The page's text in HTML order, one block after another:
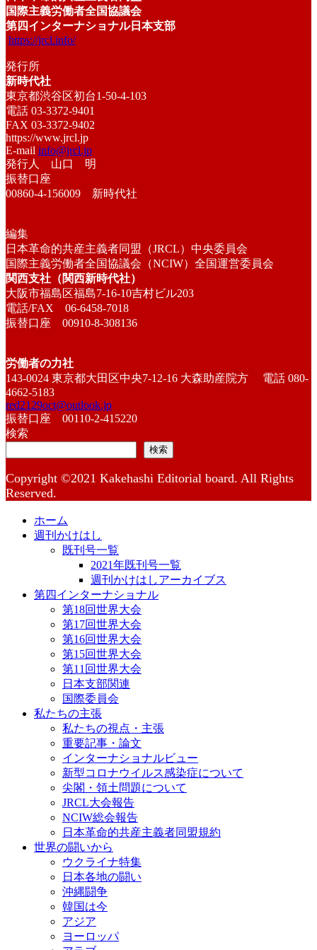
国際主義労働者全国協議会
第四インターナショナル日本支部
https://jrcl.info/
発行所
新時代社
東京都渋谷区初台1-50-4-103
電話 03-3372-9401
FAX 03-3372-9402
https://www.jrcl.jp
E-mail info@jrcl.jp
発行人 山口 明
振替口座
00860-4-156009 新時代社
編集
日本革命的共産主義者同盟（JRCL）中央委員会
国際主義労働者全国協議会（NCIW）全国運営委員会
関西支社（関西新時代社）
大阪市福島区福島7-16-10吉村ビル203
電話/FAX 06-6458-7018
振替口座 00910-8-308136
労働者の力社
143-0024 東京都大田区中央7-12-16 大森助産院方 電話 080-
4662-5183
red2129oct@outlook.jp
振替口座 00110-2-415220
検索
検索
Copyright ©2021 Kakehashi Editorial board. All Rights
Reserved.
ホーム
週刊かけはし
既刊号一覧
2021年既刊号一覧
週刊かけはしアーカイブス
第四インターナショナル
第18回世界大会
第17回世界大会
第16回世界大会
第15回世界大会
第11回世界大会
日本支部関連
国際委員会
私たちの主張
私たちの視点・主張
重要記事・論文
インターナショナルビュー
新型コロナウイルス感染症について
尖閣・領土問題について
JRCL大会報告
NCIW総会報告
日本革命的共産主義者同盟規約
世界の闘いから
ウクライナ特集
日本各地の闘い
沖縄闘争
韓国は今
アジア
ヨーロッパ